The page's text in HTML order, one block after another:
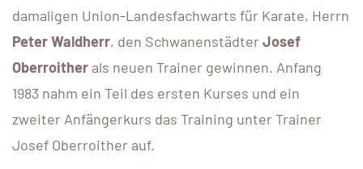
damaligen Union-Landesfachwarts für Karate, Herrn
Peter Waldherr, den Schwanenstädter Josef
Oberroither als neuen Trainer gewinnen. Anfang
1983 nahm ein Teil des ersten Kurses und ein
zweiter Anfängerkurs das Training unter Trainer
Josef Oberroither auf.